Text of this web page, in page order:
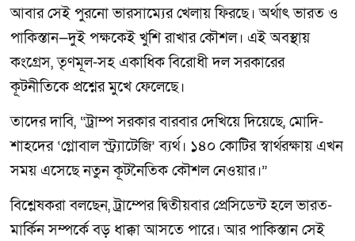
আবার সেই পুরনো ভারসাম্যের খেলায় ফিরছে। অর্থাৎ ভারত ও
পাকিস্তান—দুই পক্ষকেই খুশি রাখার কৌশল। এই অবস্থায়
কংগ্রেস, তৃণমূল-সহ একাধিক বিরোধী দল সরকারের
কূটনীতিকে প্রশ্নের মুখে ফেলেছে।
তাদের দাবি, “ট্রাম্প সরকার বারবার দেখিয়ে দিয়েছে, মোদি-
শাহদের ‘গ্লোবাল স্ট্র্যাটেজি’ ব্যর্থ। ১৪০ কোটির স্বার্থরক্ষায় এখন
সময় এসেছে নতুন কূটনৈতিক কৌশল নেওয়ার।”
বিশ্লেষকরা বলছেন, ট্রাম্পের দ্বিতীয়বার প্রেসিডেন্ট হলে ভারত-
মার্কিন সম্পর্কে বড় ধাক্কা আসতে পারে। আর পাকিস্তান সেই